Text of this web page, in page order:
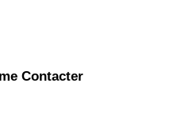
Contacter